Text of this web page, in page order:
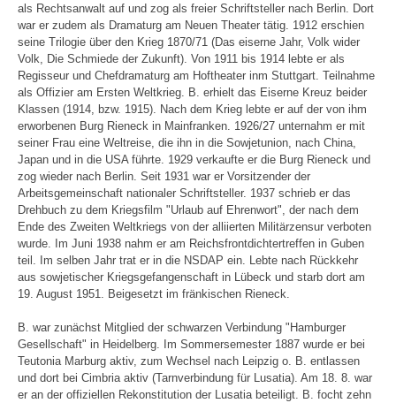
als Rechtsanwalt auf und zog als freier Schriftsteller nach Berlin. Dort
war er zudem als Dramaturg am Neuen Theater tätig. 1912 erschien
seine Trilogie über den Krieg 1870/71 (Das eiserne Jahr, Volk wider
Volk, Die Schmiede der Zukunft). Von 1911 bis 1914 lebte er als
Regisseur und Chefdramaturg am Hoftheater inm Stuttgart. Teilnahme
als Offizier am Ersten Weltkrieg. B. erhielt das Eiserne Kreuz beider
Klassen (1914, bzw. 1915). Nach dem Krieg lebte er auf der von ihm
erworbenen Burg Rieneck in Mainfranken. 1926/27 unternahm er mit
seiner Frau eine Weltreise, die ihn in die Sowjetunion, nach China,
Japan und in die USA führte. 1929 verkaufte er die Burg Rieneck und
zog wieder nach Berlin. Seit 1931 war er Vorsitzender der
Arbeitsgemeinschaft nationaler Schriftsteller. 1937 schrieb er das
Drehbuch zu dem Kriegsfilm "Urlaub auf Ehrenwort", der nach dem
Ende des Zweiten Weltkriegs von der alliierten Militärzensur verboten
wurde. Im Juni 1938 nahm er am Reichsfrontdichtertreffen in Guben
teil. Im selben Jahr trat er in die NSDAP ein. Lebte nach Rückkehr
aus sowjetischer Kriegsgefangenschaft in Lübeck und starb dort am
19. August 1951. Beigesetzt im fränkischen Rieneck.
B. war zunächst Mitglied der schwarzen Verbindung "Hamburger
Gesellschaft" in Heidelberg. Im Sommersemester 1887 wurde er bei
Teutonia Marburg aktiv, zum Wechsel nach Leipzig o. B. entlassen
und dort bei Cimbria aktiv (Tarnverbindung für Lusatia). Am 18. 8. war
er an der offiziellen Rekonstitution der Lusatia beteiligt. B. focht zehn